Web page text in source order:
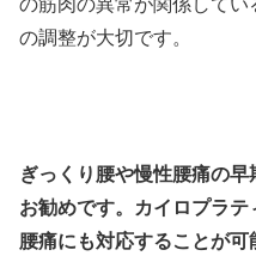
の筋肉の異常が関係して
の調整が大切です。
ぎっくり腰や慢性腰痛の
お勧めです。カイロプラ
腰痛にも対応することが可